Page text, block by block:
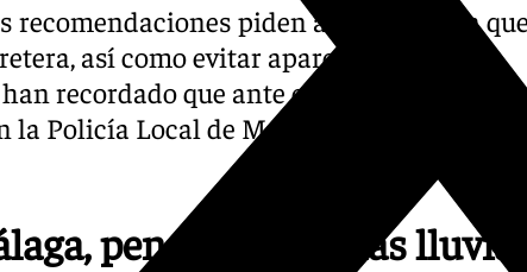
recomendaciones piden a la población que
así como evitar aparcar en zonas
han recordado que ante cualquier
la Policía Local de Monda y con el
pendientes de las lluvias